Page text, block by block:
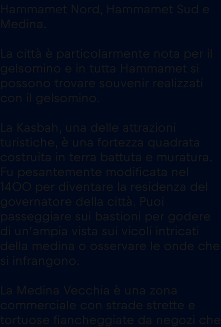
Hammamet Nord, Hammamet Sud e
Medina.
La città è particolarmente nota per il
gelsomino e in tutta Hammamet si
possono trovare souvenir realizzati
con il gelsomino.
La Kasbah, una delle attrazioni
turistiche, è una fortezza quadrata
costruita in terra battuta e muratura.
Fu pesantemente modificata nel
1400 per diventare la residenza del
governatore della città. Puoi
passeggiare sui bastioni per godere
di un’ampia vista sui vicoli intricati
della medina o osservare le onde che
si infrangono.
La Medina Vecchia è una zona
commerciale con strade strette e
tortuose fiancheggiate da negozi che